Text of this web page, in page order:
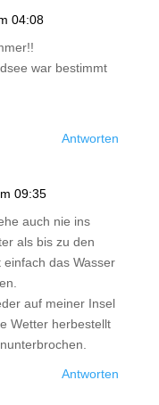
04:08
war bestimmt
Antworten
09:35
auch nie ins
als bis zu den
das Wasser
auf meiner Insel
Wetter herbestellt
Antworten